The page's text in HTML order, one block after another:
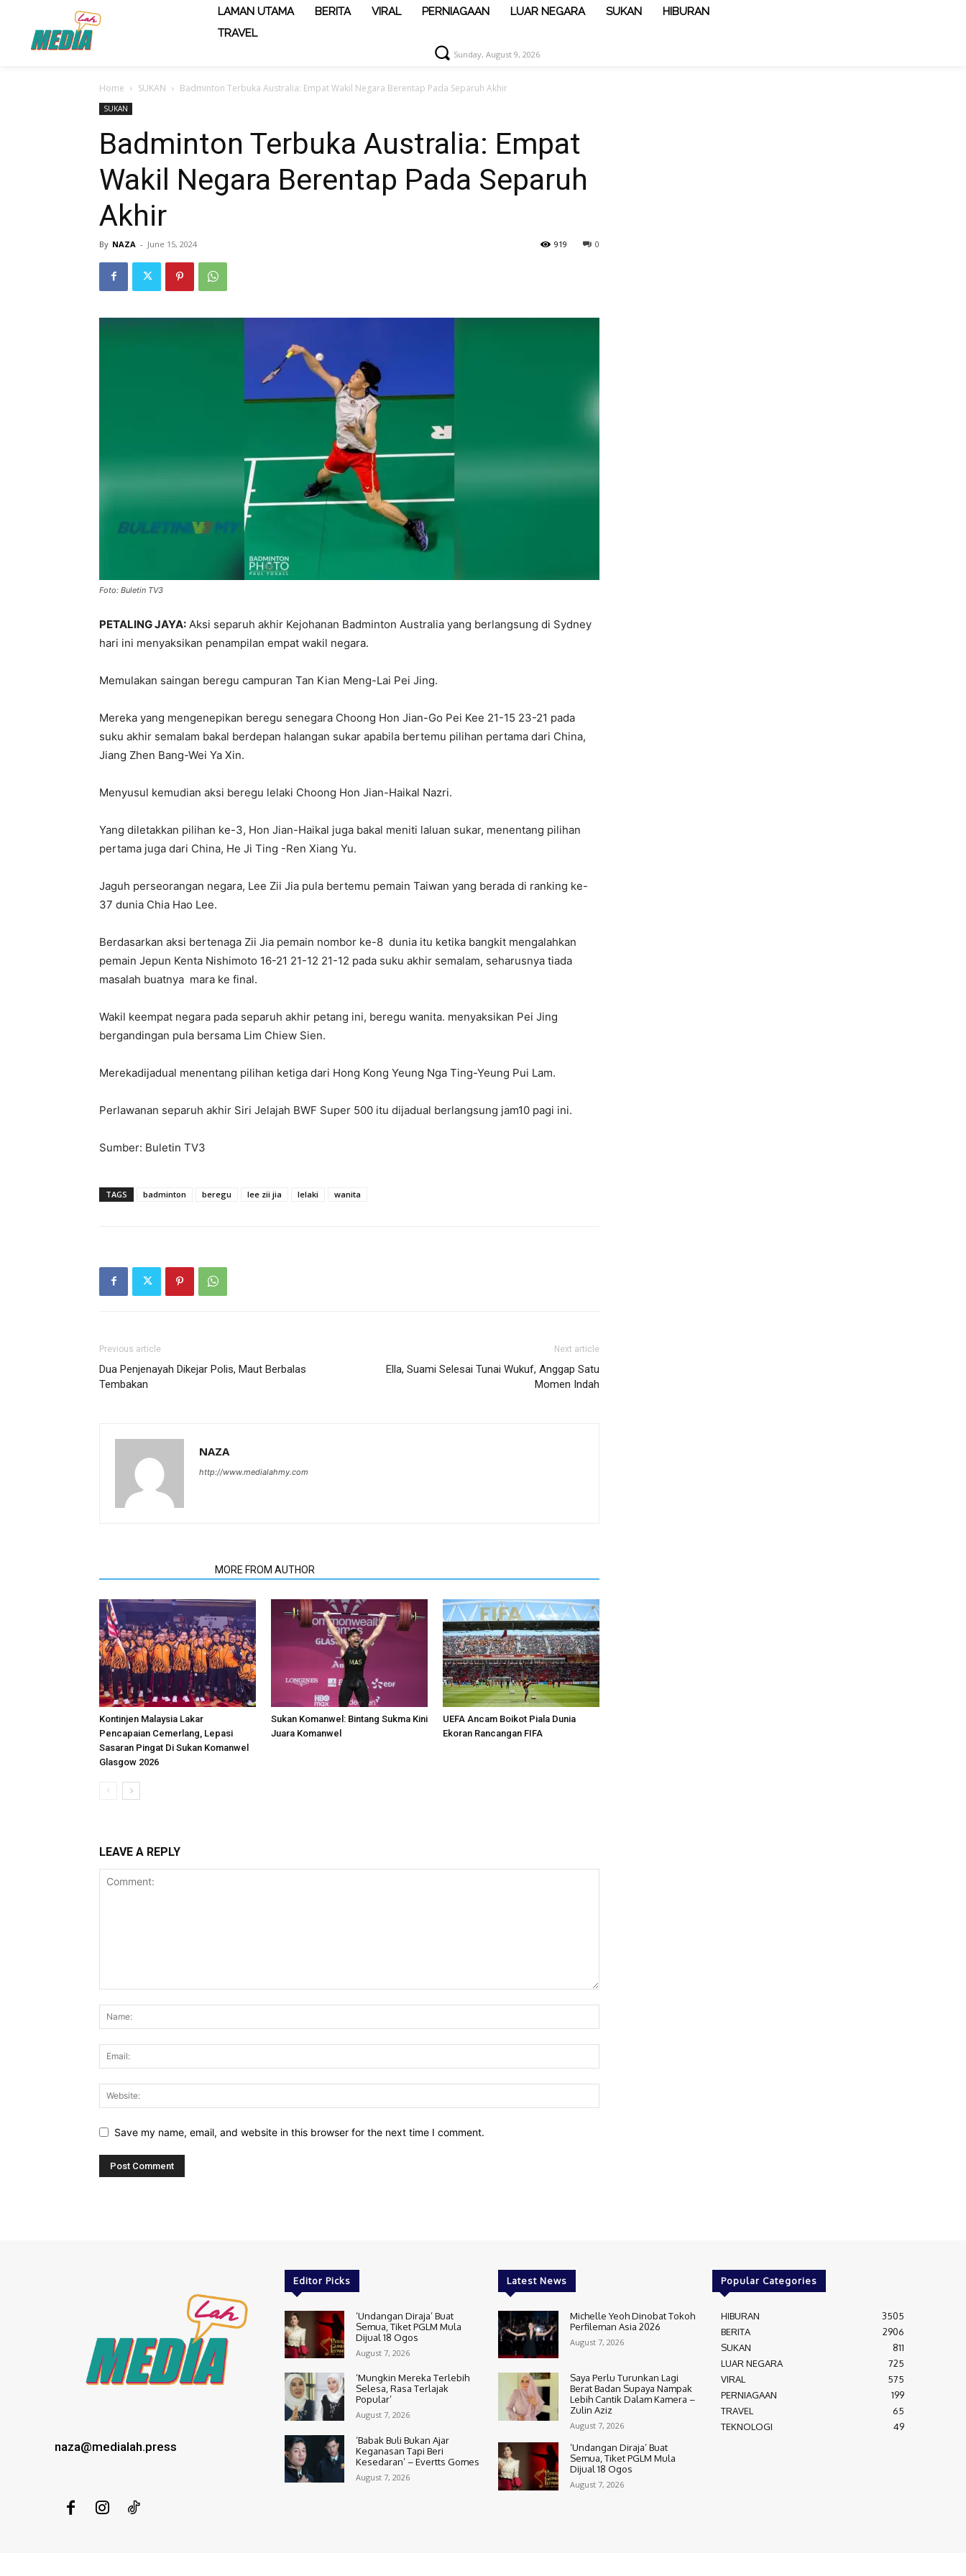
LAMAN UTAMA BERITA VIRAL PERNIAGAAN LUAR NEGARA SUKAN
HIBURAN
TRAVEL
Sunday, August 9, 2026
Home SUKAN Badminton Terbuka Australia: Empat Wakil Negara Berentap Pada Separuh Akhir
SUKAN
Badminton Terbuka Australia: Empat
Wakil Negara Berentap Pada Separuh
Akhir
By NAZA - June 15, 2024 0
919
Foto: Buletin TV3
PETALING JAYA: Aksi separuh akhir Kejohanan Badminton Australia yang berlangsung di Sydney
hari ini menyaksikan penampilan empat wakil negara.
Memulakan saingan beregu campuran Tan Kian Meng-Lai Pei Jing.
Mereka yang mengenepikan beregu senegara Choong Hon Jian-Go Pei Kee 21-15 23-21 pada
suku akhir semalam bakal berdepan halangan sukar apabila bertemu pilihan pertama dari China,
Jiang Zhen Bang-Wei Ya Xin.
Menyusul kemudian aksi beregu lelaki Choong Hon Jian-Haikal Nazri.
Yang diletakkan pilihan ke-3, Hon Jian-Haikal juga bakal meniti laluan sukar, menentang pilihan
pertama juga dari China, He Ji Ting -Ren Xiang Yu.
Jaguh perseorangan negara, Lee Zii Jia pula bertemu pemain Taiwan yang berada di ranking ke-
37 dunia Chia Hao Lee.
Berdasarkan aksi bertenaga Zii Jia pemain nombor ke-8 dunia itu ketika bangkit mengalahkan
pemain Jepun Kenta Nishimoto 16-21 21-12 21-12 pada suku akhir semalam, seharusnya tiada
masalah buatnya mara ke final.
Wakil keempat negara pada separuh akhir petang ini, beregu wanita. menyaksikan Pei Jing
bergandingan pula bersama Lim Chiew Sien.
Merekadijadual menentang pilihan ketiga dari Hong Kong Yeung Nga Ting-Yeung Pui Lam.
Perlawanan separuh akhir Siri Jelajah BWF Super 500 itu dijadual berlangsung jam10 pagi ini.
Sumber: Buletin TV3
TAGS badminton beregu lee zii jia lelaki wanita
Previous article
Dua Penjenayah Dikejar Polis, Maut Berbalas
Tembakan
Next article
Ella, Suami Selesai Tunai Wukuf, Anggap Satu
Momen Indah
NAZA
http://www.medialahmy.com
MORE FROM AUTHOR
Kontinjen Malaysia Lakar
Pencapaian Cemerlang, Lepasi
Sasaran Pingat Di Sukan Komanwel
Glasgow 2026
Sukan Komanwel: Bintang Sukma Kini
Juara Komanwel
UEFA Ancam Boikot Piala Dunia
Ekoran Rancangan FIFA
LEAVE A REPLY
Save my name, email, and website in this browser for the next time I comment.
naza@medialah.press
Editor Picks
‘Undangan Diraja’ Buat
Semua, Tiket PGLM Mula
Dijual 18 Ogos
August 7, 2026
‘Mungkin Mereka Terlebih
Selesa, Rasa Terlajak
Popular’
August 7, 2026
‘Babak Buli Bukan Ajar
Keganasan Tapi Beri
Kesedaran’ – Evertts Gomes
August 7, 2026
Latest News
Michelle Yeoh Dinobat Tokoh
Perfileman Asia 2026
August 7, 2026
Saya Perlu Turunkan Lagi
Berat Badan Supaya Nampak
Lebih Cantik Dalam Kamera –
Zulin Aziz
August 7, 2026
‘Undangan Diraja’ Buat
Semua, Tiket PGLM Mula
Dijual 18 Ogos
August 7, 2026
Popular Categories
HIBURAN
3505
BERITA
2906
SUKAN
811
LUAR NEGARA
725
VIRAL
575
PERNIAGAAN
199
TRAVEL
65
TEKNOLOGI
49